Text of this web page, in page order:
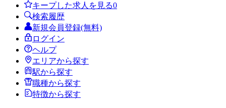
キープした求人を見る0
検索履歴
新規会員登録(無料)
ログイン
ヘルプ
エリアから探す
駅から探す
職種から探す
特徴から探す